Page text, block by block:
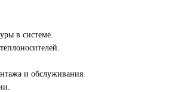
в системе.
и обслуживания.